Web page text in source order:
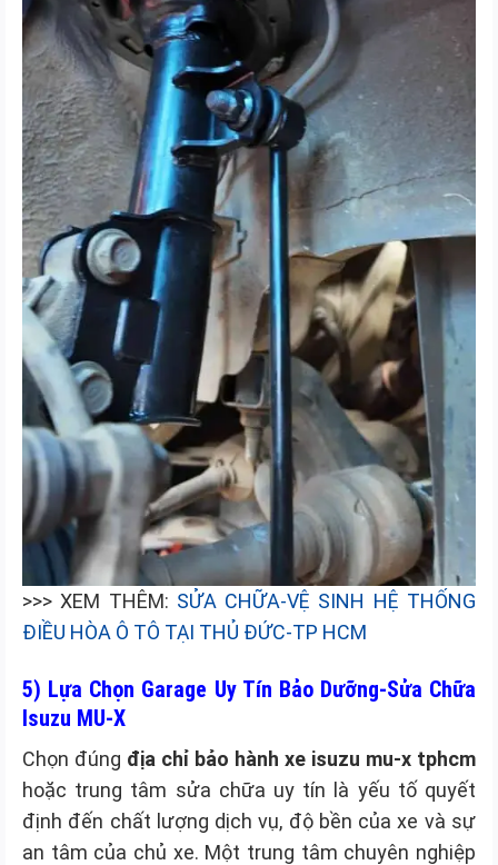
>>> XEM THÊM: SỬA CHỮA-VỆ SINH HỆ THỐNG
ĐIỀU HÒA Ô TÔ TẠI THỦ ĐỨC-TP HCM
5) Lựa Chọn Garage Uy Tín Bảo Dưỡng-Sửa Chữa
Isuzu MU-X
Chọn đúng địa chỉ bảo hành xe isuzu mu-x tphcm
hoặc trung tâm sửa chữa uy tín là yếu tố quyết
định đến chất lượng dịch vụ, độ bền của xe và sự
an tâm của chủ xe. Một trung tâm chuyên nghiệp